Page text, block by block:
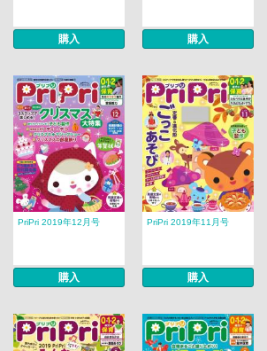
購入 購入
PriPri 2019年12月号
購入
PriPri 2019年11月号
購入